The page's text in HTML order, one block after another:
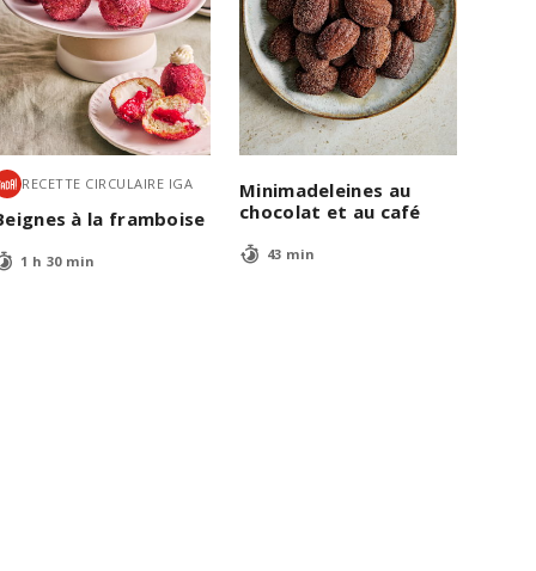
RECETTE CIRCULAIRE IGA
à la framboise
1 h 30 min
Minimadeleines au
chocolat et au café
43 min